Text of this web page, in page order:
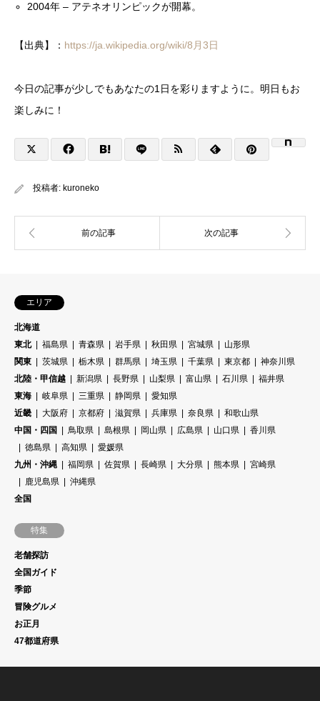
2004年 – アテネオリンピックが開幕。
【出典】： https://ja.wikipedia.org/wiki/8月3日
今日の記事が少しでもあなたの1日を彩りますように。明日もお
楽しみに！
投稿者: kuroneko
エリア
北海道
東北
福島県 青森県 岩手県 秋田県 宮城県
山形県
関東
茨城県 栃木県 群馬県 埼玉県 千葉県 東京都
神奈川県
北陸・甲信越
新潟県 長野県 山梨県 富山県 石川県
福井県
東海
岐阜県 三重県 静岡県
愛知県
近畿
大阪府 京都府 滋賀県 兵庫県 奈良県
和歌山県
中国・四国
鳥取県 島根県 岡山県 広島県 山口県
香川県
徳島県
高知県
愛媛県
九州・沖縄
福岡県 佐賀県 長崎県 大分県 熊本県
宮崎県
鹿児島県
沖縄県
全国
特集
老舗探訪
全国ガイド
季節
冒険グルメ
お正月
47都道府県